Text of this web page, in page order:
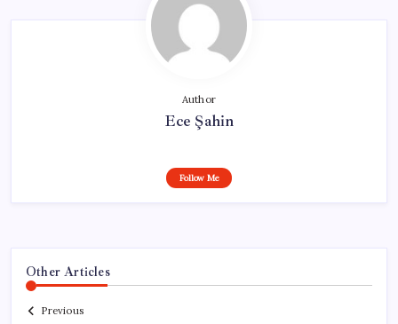
Author
Ece Şahin
Follow Me
Other Articles
Previous